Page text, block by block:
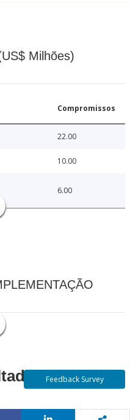
Milhões)
Compromissos
22.00
10.00
6.00
Feedback Survey